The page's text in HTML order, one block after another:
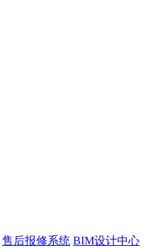
售后报修系统 BIM设计中心